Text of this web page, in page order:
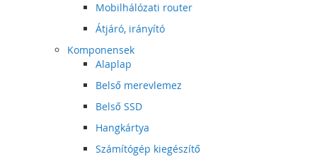
Mobilhálózati router
Átjáró, irányító
Komponensek
Alaplap
Belső merevlemez
Belső SSD
Hangkártya
Számítógép kiegészítő